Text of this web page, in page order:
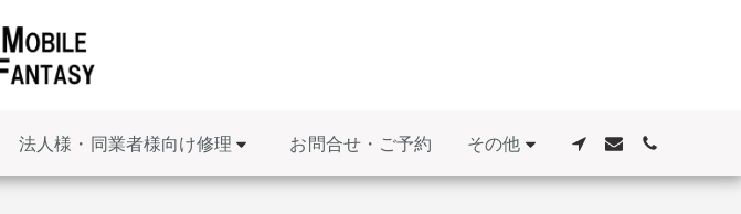
法人様・同業者様向け修理 お問合せ・ご予約 その他